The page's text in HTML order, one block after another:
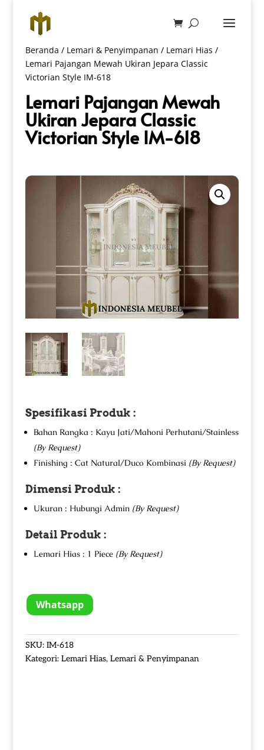
Beranda / Lemari & Penyimpanan / Lemari Hias /
Lemari Pajangan Mewah Ukiran Jepara Classic
Victorian Style IM-618
Lemari Pajangan Mewah
Ukiran Jepara Classic
Victorian Style IM-618
Spesifikasi Produk :
Bahan Rangka : Kayu Jati/Mahoni Perhutani/Stainless
(By Request)
Finishing : Cat Natural/Duco Kombinasi (By Request)
Dimensi Produk :
Ukuran : Hubungi Admin (By Request)
Detail Produk :
Lemari Hias : 1 Piece (By Request)
Whatsapp
SKU: IM-618
Kategori: Lemari Hias, Lemari & Penyimpanan